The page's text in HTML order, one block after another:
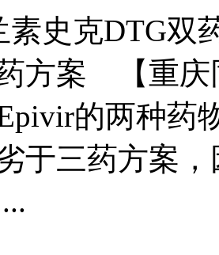
素史克DTG双
方案 【重庆
的两种药
于三药方案